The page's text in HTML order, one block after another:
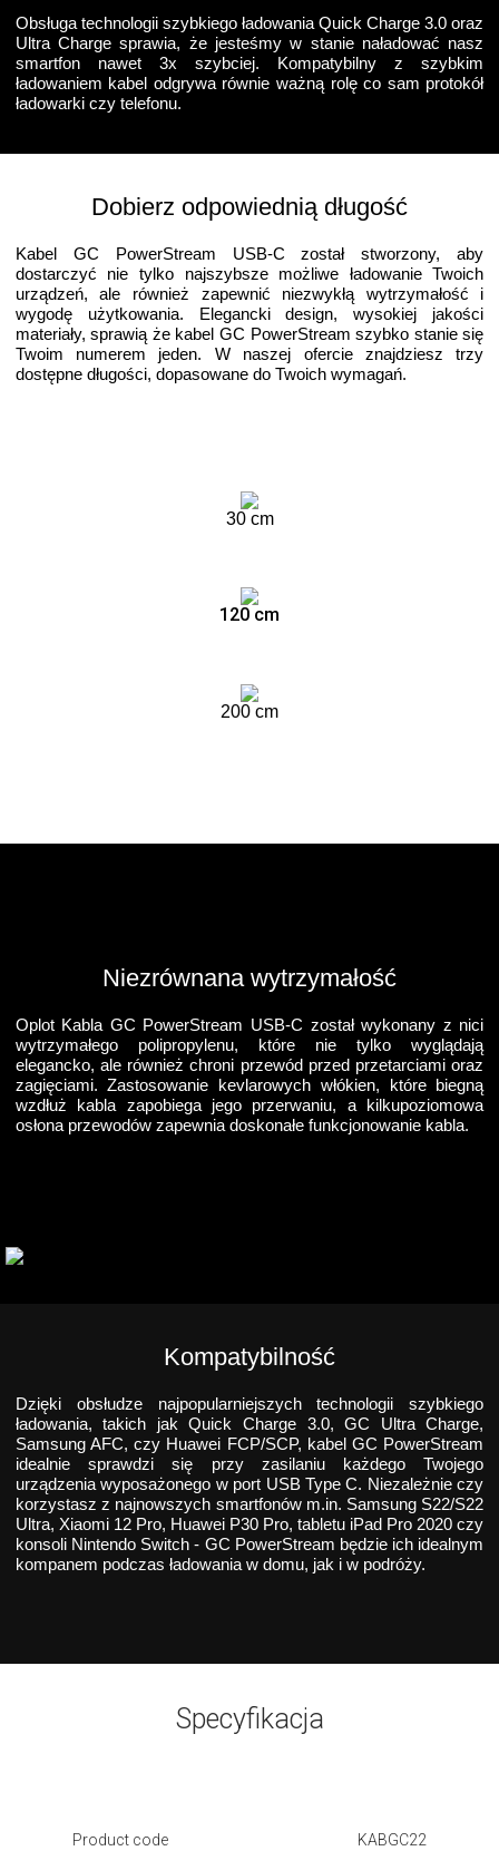
Obsługa technologii szybkiego ładowania Quick Charge 3.0 oraz
Ultra Charge sprawia, że jesteśmy w stanie naładować nasz
smartfon nawet 3x szybciej. Kompatybilny z szybkim
ładowaniem kabel odgrywa równie ważną rolę co sam protokół
ładowarki czy telefonu.
Dobierz odpowiednią długość
Kabel GC PowerStream USB-C został stworzony, aby
dostarczyć nie tylko najszybsze możliwe ładowanie Twoich
urządzeń, ale również zapewnić niezwykłą wytrzymałość i
wygodę użytkowania. Elegancki design, wysokiej jakości
materiały, sprawią że kabel GC PowerStream szybko stanie się
Twoim numerem jeden. W naszej ofercie znajdziesz trzy
dostępne długości, dopasowane do Twoich wymagań.
30 cm
120 cm
200 cm
Niezrównana wytrzymałość
Oplot Kabla GC PowerStream USB-C został wykonany z nici
wytrzymałego polipropylenu, które nie tylko wyglądają
elegancko, ale również chroni przewód przed przetarciami oraz
zagięciami. Zastosowanie kevlarowych włókien, które biegną
wzdłuż kabla zapobiega jego przerwaniu, a kilkupoziomowa
osłona przewodów zapewnia doskonałe funkcjonowanie kabla.
Kompatybilność
Dzięki obsłudze najpopularniejszych technologii szybkiego
ładowania, takich jak Quick Charge 3.0, GC Ultra Charge,
Samsung AFC, czy Huawei FCP/SCP, kabel GC PowerStream
idealnie sprawdzi się przy zasilaniu każdego Twojego
urządzenia wyposażonego w port USB Type C. Niezależnie czy
korzystasz z najnowszych smartfonów m.in. Samsung S22/S22
Ultra, Xiaomi 12 Pro, Huawei P30 Pro, tabletu iPad Pro 2020 czy
konsoli Nintendo Switch - GC PowerStream będzie ich idealnym
kompanem podczas ładowania w domu, jak i w podróży.
Specyfikacja
Product code KABGC22